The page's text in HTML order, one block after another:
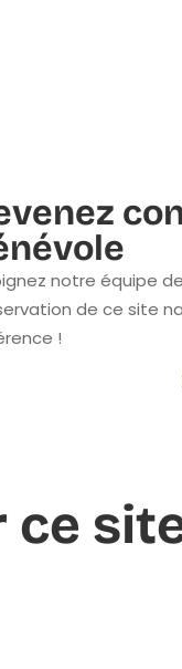
notre équipe
de ce site
!